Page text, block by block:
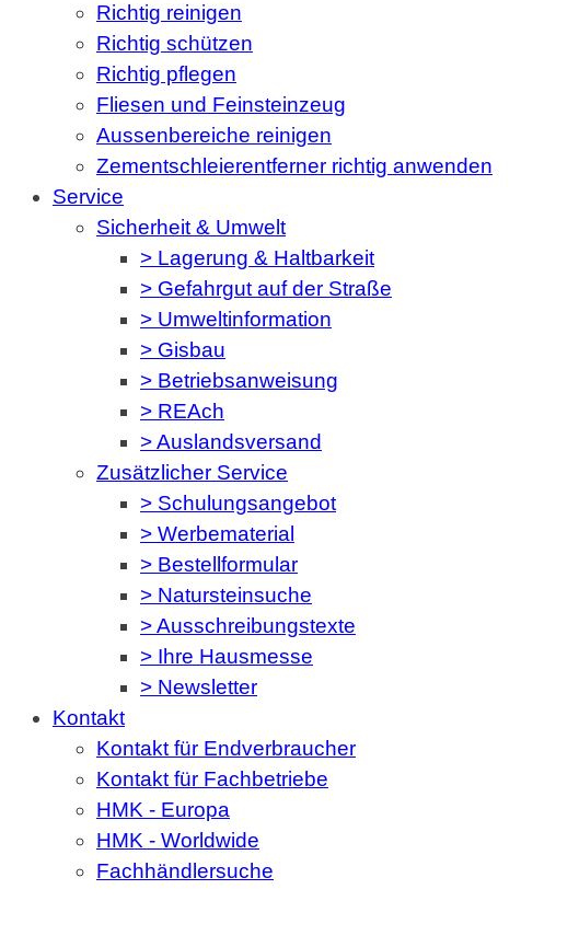
Richtig reinigen
Richtig schützen
Richtig pflegen
Fliesen und Feinsteinzeug
Aussenbereiche reinigen
Zementschleierentferner richtig anwenden
Service
Sicherheit & Umwelt
> Lagerung & Haltbarkeit
> Gefahrgut auf der Straße
> Umweltinformation
> Gisbau
> Betriebsanweisung
> REAch
> Auslandsversand
Zusätzlicher Service
> Schulungsangebot
> Werbematerial
> Bestellformular
> Natursteinsuche
> Ausschreibungstexte
> Ihre Hausmesse
> Newsletter
Kontakt
Kontakt für Endverbraucher
Kontakt für Fachbetriebe
HMK - Europa
HMK - Worldwide
Fachhändlersuche